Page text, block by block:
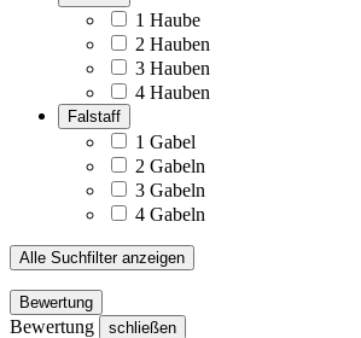
1 Haube
2 Hauben
3 Hauben
4 Hauben
Falstaff
1 Gabel
2 Gabeln
3 Gabeln
4 Gabeln
Alle Suchfilter anzeigen
Bewertung
Bewertung schließen